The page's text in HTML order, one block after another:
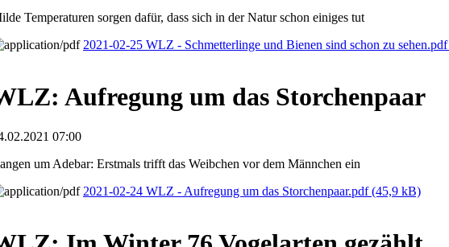
Temperaturen sorgen dafür, dass sich in der Natur schon einiges tut
2021-02-25 WLZ - Schmetterlinge und Bienen sind schon zu sehen.pdf
Aufregung um das Storchenpaar
07:00
um Adebar: Erstmals trifft das Weibchen vor dem Männchen ein
2021-02-24 WLZ - Aufregung um das Storchenpaar.pdf(45,9 kB)